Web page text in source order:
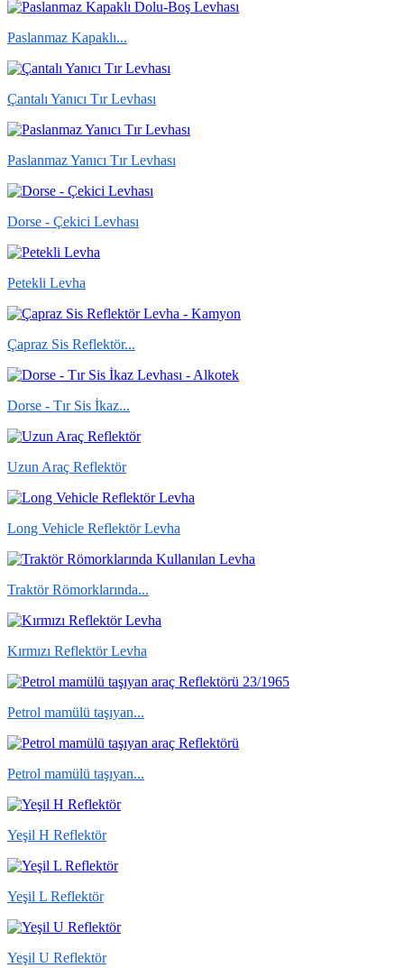
Paslanmaz Kapaklı...
Çantalı Yanıcı Tır Levhası
Paslanmaz Yanıcı Tır Levhası
Dorse - Çekici Levhası
Petekli Levha
Çapraz Sis Reflektör...
Dorse - Tır Sis İkaz...
Uzun Araç Reflektör
Long Vehicle Reflektör Levha
Traktör Römorklarında...
Kırmızı Reflektör Levha
Petrol mamülü taşıyan...
Petrol mamülü taşıyan...
Yeşil H Reflektör
Yeşil L Reflektör
Yeşil U Reflektör